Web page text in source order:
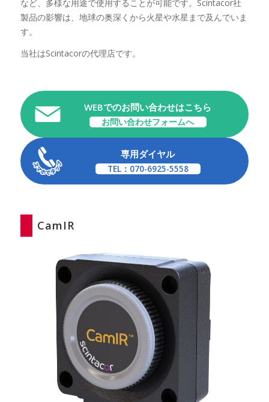
など、多様な用途で使用することが可能です。Scintacor社
製品の影響は、地球の奥深くから火星や水星まで及んでいま
す。
当社はScintacorの代理店です。
WEBでのお問い合わせはこちら
お問い合わせフォームへ
専用ダイヤル
TEL：070-6925-5558
CamIR